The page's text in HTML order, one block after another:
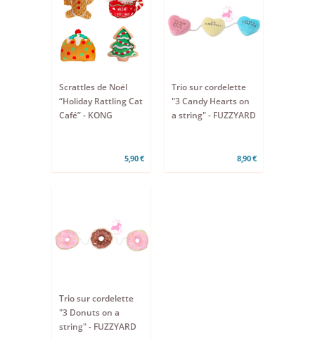
Scrattles de Noël
“Holiday Rattling Cat
Café” - KONG
5,90 €
Trio sur cordelette
"3 Candy Hearts on
a string" - FUZZYARD
8,90 €
Trio sur cordelette
"3 Donuts on a
string" - FUZZYARD